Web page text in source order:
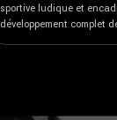
sportive ludique et
développement complet